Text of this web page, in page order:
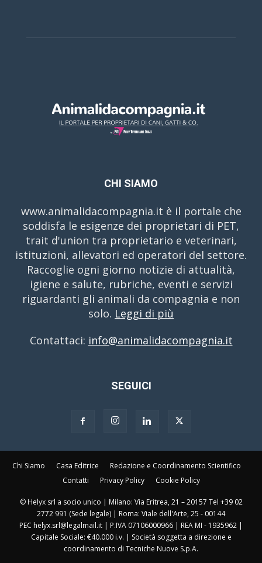
CHI SIAMO
www.animalidacompagnia.it è il portale che
soddisfa le esigenze dei proprietari di PET,
trait d'union tra proprietario e veterinari,
istituzioni, allevatori ed operatori del settore.
Raccoglie ogni giorno notizie di attualità,
igiene e salute, rubriche, eventi e servizi
riguardanti gli animali da compagnia e non
solo. Leggi di più
Contattaci: info@animalidacompagnia.it
SEGUICI
Chi Siamo Casa Editrice
Redazione e Coordinamento Scientifico
Contatti
Privacy Policy Cookie Policy
© Helyx srl a socio unico | Milano: Via Eritrea, 21 – 20157 Tel +39 02
2772 991 (Sede legale) | Roma: Viale dell'Arte, 25 - 00144
PEC helyx.srl@legalmail.it | P.IVA 07106000966 | REA MI - 1935962 |
Capitale Sociale: €40.000 i.v. | Società soggetta a direzione e
coordinamento di Tecniche Nuove S.p.A.